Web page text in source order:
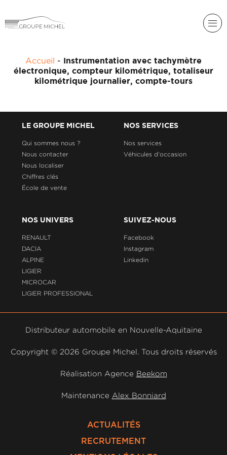
DACIA
ALPINE
MICROCAR
LIGIER
PROFESSIONAL
NOS
ACADÉMIE
HISTORIQUE
DU
GROUPE
ACTUALITÉS
Accueil -
Instrumentation avec tachymètre
électronique, compteur kilométrique, totaliseur
kilométrique journalier, compte-tours
LE GROUPE MICHEL
Qui sommes nous ?
Nous contacter
Nous localiser
Chiffres clés
École de vente
NOS SERVICES
Nos services
Véhicules d'occasion
NOS UNIVERS
RENAULT
DACIA
ALPINE
LIGIER
MICROCAR
LIGIER PROFESSIONAL
SUIVEZ-NOUS
Facebook
Instagram
Linkedin
Distributeur automobile en Nouvelle-Aquitaine
Copyright © 2026 Groupe Michel. Tous droits réservés
Réalisation Agence Beekom
Maintenance Alex Bonniard
ACTUALITÉS
RECRUTEMENT